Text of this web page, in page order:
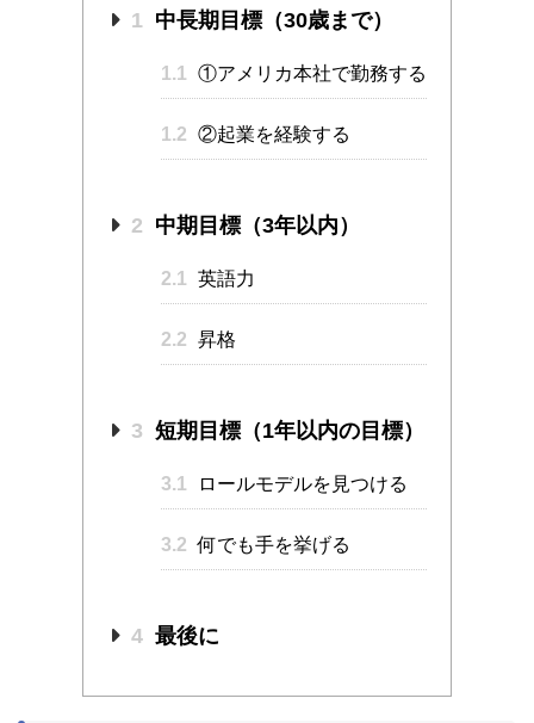
1 中長期目標（30歳まで）
1.1 ①アメリカ本社で勤務する
1.2 ②起業を経験する
2 中期目標（3年以内）
2.1 英語力
2.2 昇格
3 短期目標（1年以内の目標）
3.1 ロールモデルを見つける
3.2 何でも手を挙げる
4 最後に